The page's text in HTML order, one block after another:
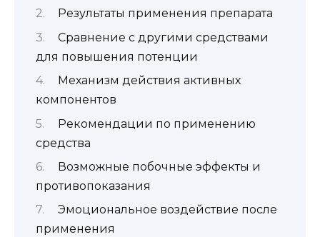
Результаты применения препарата
Сравнение с другими средствами
для повышения потенции
Механизм действия активных
компонентов
Рекомендации по применению
средства
Возможные побочные эффекты и
противопоказания
Эмоциональное воздействие после
применения